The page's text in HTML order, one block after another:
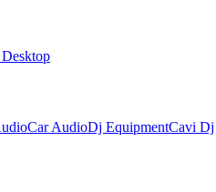
Car AudioDj EquipmentCavi Dj